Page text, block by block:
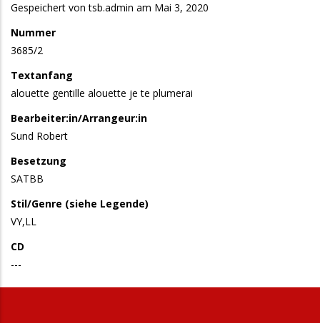
Gespeichert vontsb.admin am Mai 3, 2020
Nummer
3685/2
Textanfang
alouette gentille alouette je te plumerai
Bearbeiter:in/Arrangeur:in
Sund Robert
Besetzung
SATBB
Stil/Genre (siehe Legende)
VY,LL
CD
---